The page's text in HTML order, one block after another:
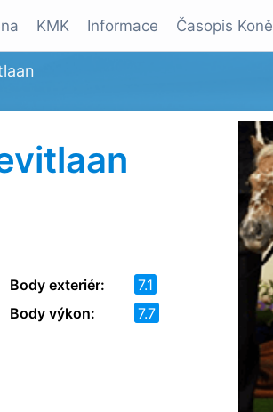
KMK Informace Časopis Koně
Body exteriér:
7.1
Body výkon:
7.7